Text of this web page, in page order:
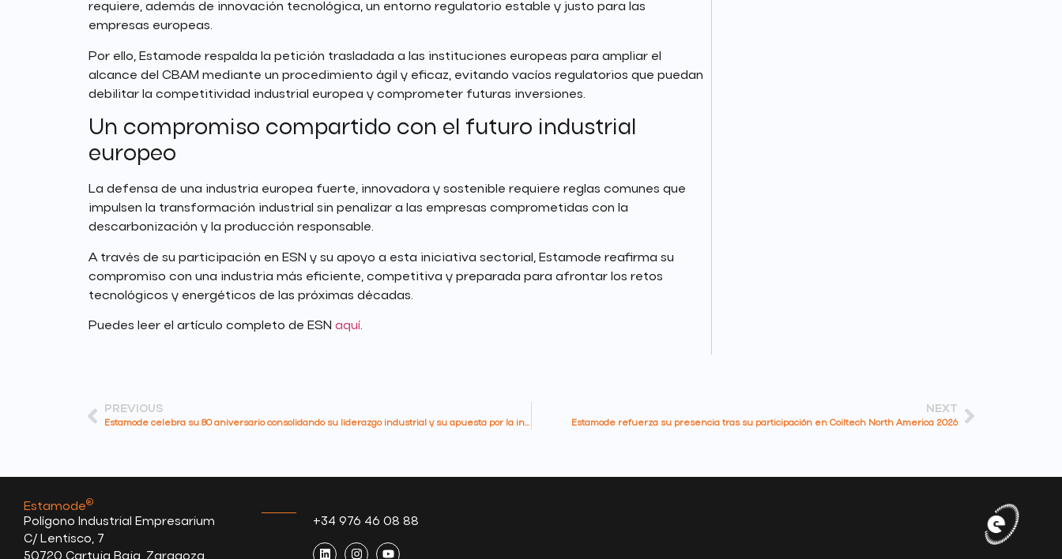
requiere, además de innovación tecnológica, un entorno regulatorio estable y justo para las
empresas europeas.
Por ello, Estamode respalda la petición trasladada a las instituciones europeas para ampliar el
alcance del CBAM mediante un procedimiento ágil y eficaz, evitando vacíos regulatorios que puedan
debilitar la competitividad industrial europea y comprometer futuras inversiones.
Un compromiso compartido con el futuro industrial
europeo
La defensa de una industria europea fuerte, innovadora y sostenible requiere reglas comunes que
impulsen la transformación industrial sin penalizar a las empresas comprometidas con la
descarbonización y la producción responsable.
A través de su participación en ESN y su apoyo a esta iniciativa sectorial, Estamode reafirma su
compromiso con una industria más eficiente, competitiva y preparada para afrontar los retos
tecnológicos y energéticos de las próximas décadas.
Puedes leer el artículo completo de ESN aquí.
PREVIOUS
Estamode celebra su 80 aniversario consolidando su liderazgo industrial y su apuesta por la innovación
NEXT
Estamode refuerza su presencia tras su participación en Coiltech North America 2026
Estamode®
Polígono Industrial Empresarium
C/ Lentisco, 7
+34 976 46 08 88